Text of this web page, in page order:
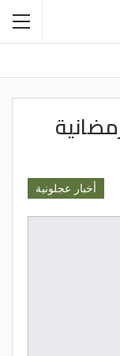
أخبار عجلونية